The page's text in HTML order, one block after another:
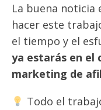
La buena noticia
hacer este
el tiempo y el
ya estarás en el
marketing de
Todo el